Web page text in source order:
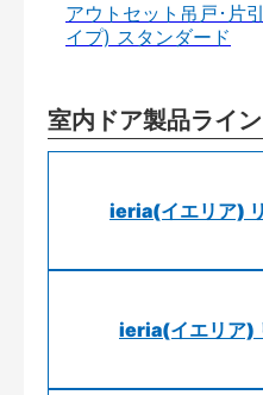
アウトセット吊戸･片
イプ) スタンダード
室内ドア製品ライ
ieria(イエリア)
ieria(イエリア)